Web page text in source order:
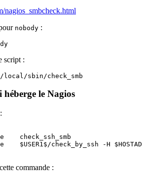
nobody :
script :
le Nagios
check_ssh_smb
$USER1$/check_by_ssh -H
commande :